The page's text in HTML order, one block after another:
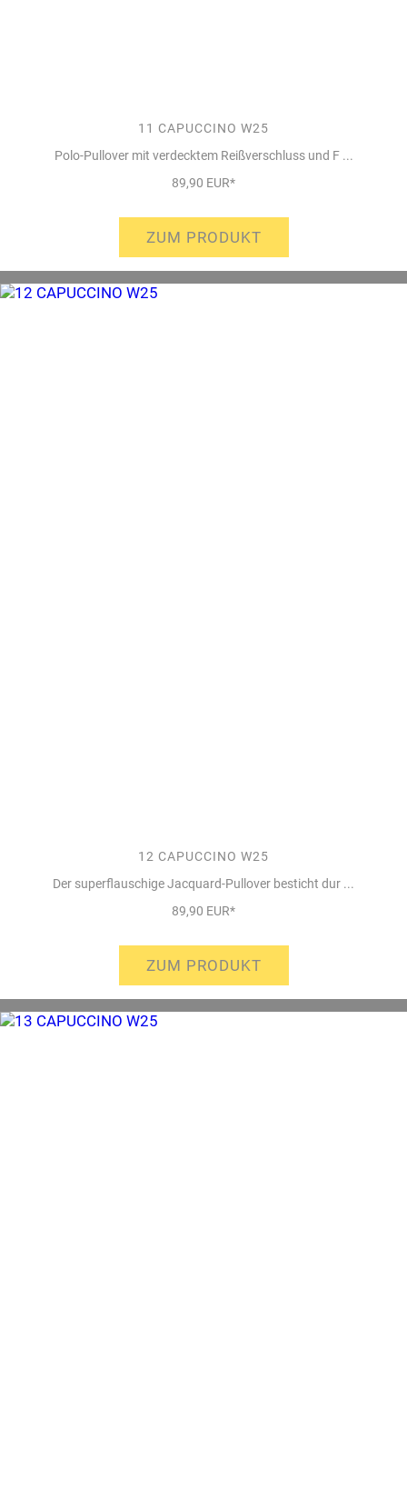
11 CAPUCCINO W25
Polo-Pullover mit verdecktem Reißverschluss und F ...
89,90 EUR*
ZUM PRODUKT
12 CAPUCCINO W25
Der superflauschige Jacquard-Pullover besticht dur ...
89,90 EUR*
ZUM PRODUKT